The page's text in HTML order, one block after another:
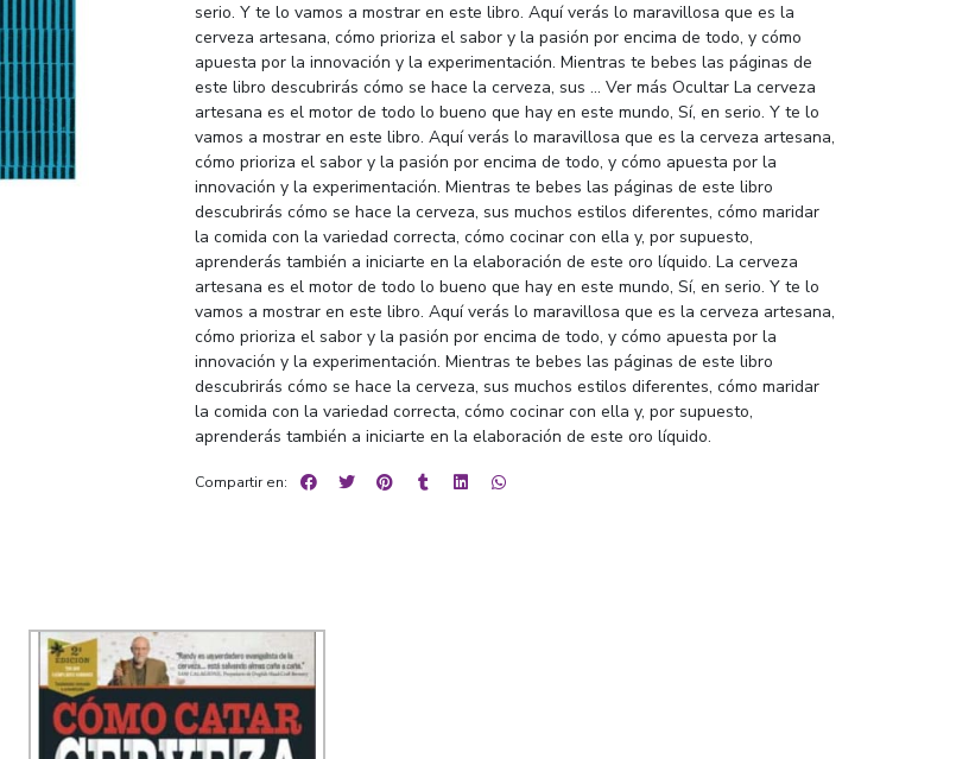
serio. Y te lo vamos a mostrar en este libro. Aquí verás lo maravillosa que es la
cerveza artesana, cómo prioriza el sabor y la pasión por encima de todo, y cómo
apuesta por la innovación y la experimentación. Mientras te bebes las páginas de
este libro descubrirás cómo se hace la cerveza, sus ... Ver más Ocultar La cerveza
artesana es el motor de todo lo bueno que hay en este mundo, Sí, en serio. Y te lo
vamos a mostrar en este libro. Aquí verás lo maravillosa que es la cerveza artesana,
cómo prioriza el sabor y la pasión por encima de todo, y cómo apuesta por la
innovación y la experimentación. Mientras te bebes las páginas de este libro
descubrirás cómo se hace la cerveza, sus muchos estilos diferentes, cómo maridar
la comida con la variedad correcta, cómo cocinar con ella y, por supuesto,
aprenderás también a iniciarte en la elaboración de este oro líquido. La cerveza
artesana es el motor de todo lo bueno que hay en este mundo, Sí, en serio. Y te lo
vamos a mostrar en este libro. Aquí verás lo maravillosa que es la cerveza artesana,
cómo prioriza el sabor y la pasión por encima de todo, y cómo apuesta por la
innovación y la experimentación. Mientras te bebes las páginas de este libro
descubrirás cómo se hace la cerveza, sus muchos estilos diferentes, cómo maridar
la comida con la variedad correcta, cómo cocinar con ella y, por supuesto,
aprenderás también a iniciarte en la elaboración de este oro líquido.
Compartir en: